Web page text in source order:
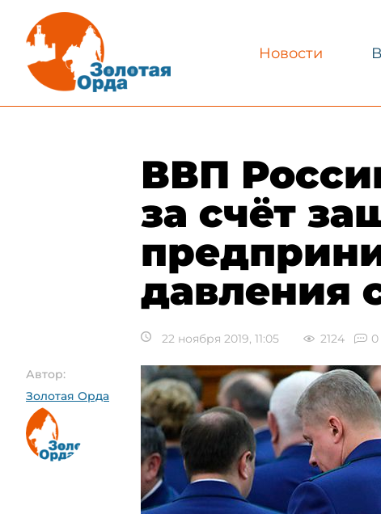
Новости
ВВП
за счёт
давления
22 ноября 2019, 11:05 2124 0
Автор:
Золотая Орда